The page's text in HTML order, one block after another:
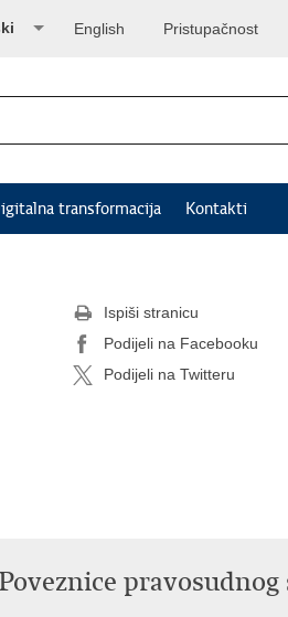
Pristupačnost
English
transformacija Kontakti
Ispiši stranicu
Podijeli na Facebooku
Podijeli na Twitteru
pravosudnog